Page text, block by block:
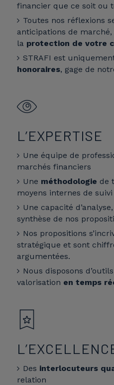
financier que ce soit ou
Toutes nos réflexions
anticipations de
la protection de votre
STRAFI est
honoraires, gage de
L’EXPERTISE
Une équipe de
marchés financiers
Une méthodologie de
moyens internes de
Une capacité
synthèse de nos
Nos propositions
stratégique et sont
argumentées.
Nous disposons
valorisation en temps
Des interlocuteurs
relation